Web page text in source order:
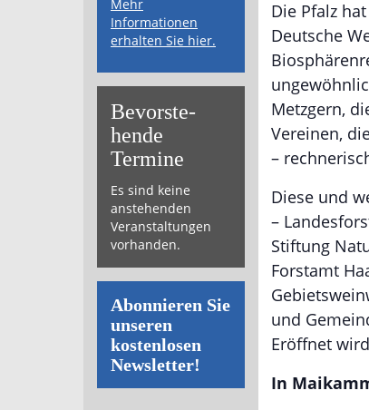
Mehr
Informationen
erhalten Sie hier.
Bevor­ste­
hende
Termine
Es sind keine
anstehenden
Veranstaltungen
vorhanden.
Abonnieren Sie
unseren
kostenlosen
Newsletter!
Die Pfalz
Deutsche
Metzgern,
Vereinen,
–
Diese und
–
Stiftung
Forstamt
und
Eröffnet
In